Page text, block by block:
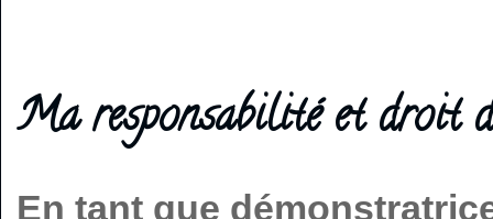
Ma responsabilité et droit
En tant que